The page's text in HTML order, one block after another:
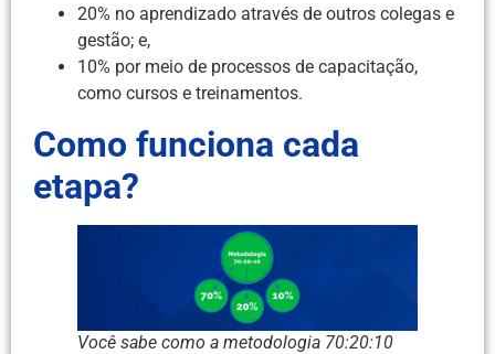
20% no aprendizado através de outros colegas e
gestão; e,
10% por meio de processos de capacitação,
como cursos e treinamentos.
Como funciona cada
etapa?
Você sabe como a metodologia 70:20:10